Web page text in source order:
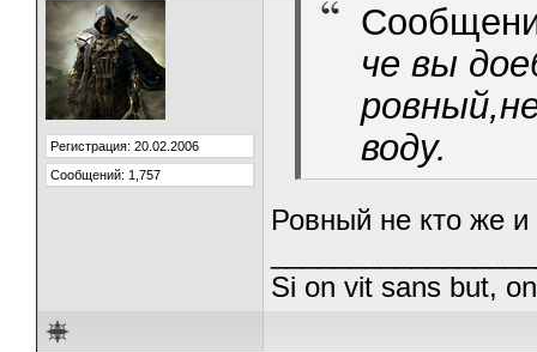
Регистрация: 20.02.2006
Сообщений: 1,757
че вы
воду.
Ровный не кто же и
Si on vit sans but,